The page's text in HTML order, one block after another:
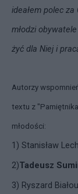
ideałem polec
młodzi
żyć dla Niej i
Autorzy
textu z
młodości:
1) Stanisław
2)Tadeusz
3) Ryszard